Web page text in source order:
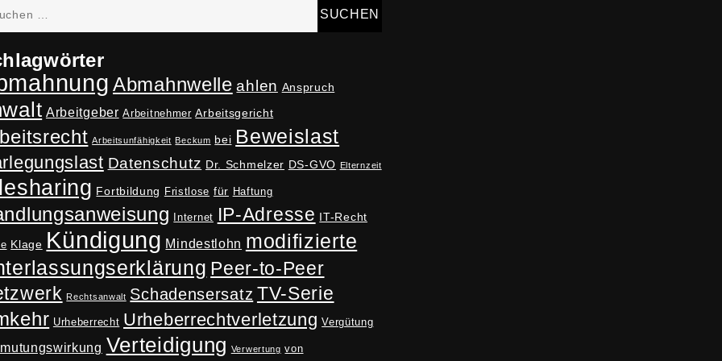
Abmahnwelle ahlen Anspruch
Arbeitgeber Arbeitnehmer Arbeitsgericht
Arbeitsunfähigkeit Beckum bei Beweislast
Datenschutz Dr. Schmelzer DS-GVO Elternzeit
Fortbildung Fristlose für Haftung
Internet IP-Adresse IT-Recht
Klage Kündigung Mindestlohn modifizierte
Peer-to-Peer
Rechtsanwalt Schadensersatz TV-Serie
Urheberrecht Urheberrechtverletzung Vergütung
Verteidigung Verwertung von